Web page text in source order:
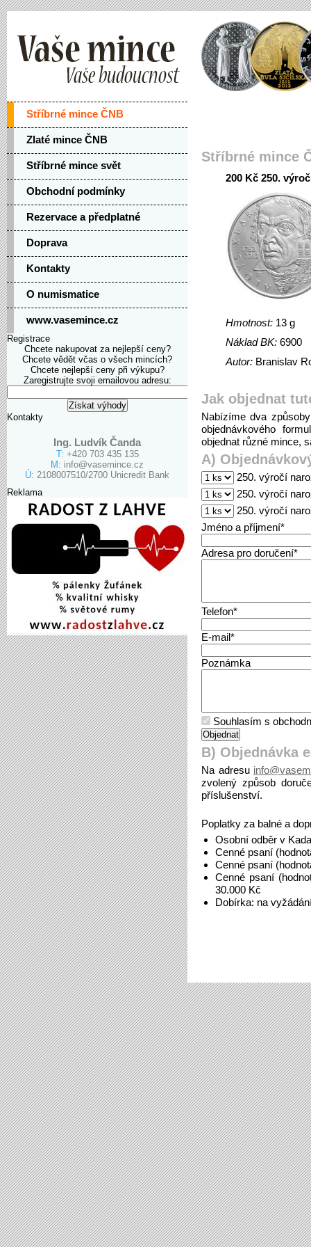
Stříbrné mince ČNB
Zlaté mince ČNB
Stříbrné mince svět
Obchodní podmínky
Rezervace a předplatné
Doprava
Kontakty
O numismatice
www.vasemince.cz
Registrace
Chcete nakupovat za nejlepší ceny?
Chcete vědět včas o všech mincích?
Chcete nejlepší ceny při výkupu?
Zaregistrujte svoji emailovou adresu:
Kontakty
Ing. Ludvík Čanda
T: +420 703 435 135
M: info@vasemince.cz
Ú: 2108007510/2700 Unicredit Bank
Reklama
Stříbrné mince
200 Kč 250.
Hmotnost: 13 g
Náklad BK: 6900
Autor: Branislav
Jak objednat
Nabízíme dva
objednávkového
objednat různé mince,
A)
250. výročí
250. výročí
250. výročí
Jméno a příjmení*
Adresa pro doručení*
Telefon*
E-mail*
Poznámka
Souhlasím s
B) Objednávka
Na adresu
zvolený způsob
příslušenství.
Poplatky za balné a
Osobní odběr v
Cenné psaní
Cenné psaní
Cenné psaní
30.000 Kč
Dobírka: na